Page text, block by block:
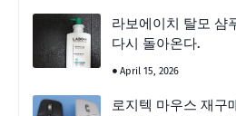
라보에이치 탈모 샴
다시 돌아온다.
April 15, 2026
로지텍 마우스 재구